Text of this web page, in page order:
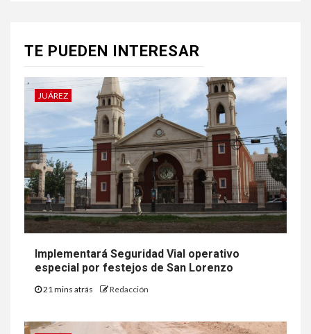
TE PUEDEN INTERESAR
JUÁREZ
Implementará Seguridad Vial operativo
especial por festejos de San Lorenzo
21 mins atrás Redacción